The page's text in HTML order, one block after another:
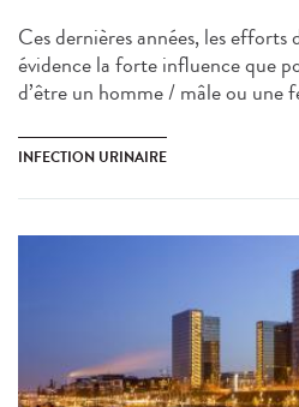
Ces dernières années, les
évidence la forte influence que
d’être un homme / mâle ou une
INFECTION URINAIRE